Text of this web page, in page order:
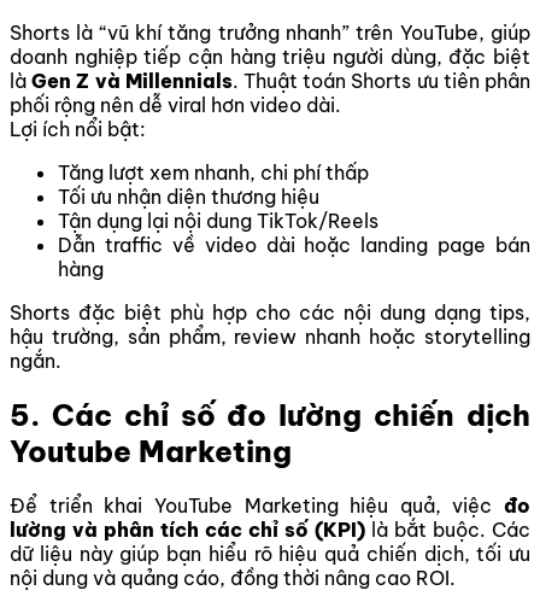
Shorts là “vũ khí tăng trưởng nhanh” trên YouTube, giúp
doanh nghiệp tiếp cận hàng triệu người dùng, đặc biệt
làGen Z và Millennials. Thuật toán Shorts ưu tiên phân
phối rộng nên dễ viral hơn video dài.
Lợi ích nổi bật:
Tăng lượt xem nhanh, chi phí thấp
Tối ưu nhận diện thương hiệu
Tận dụng lại nội dung TikTok/Reels
Dẫn traffic về video dài hoặc landing page bán
hàng
Shorts đặc biệt phù hợp cho các nội dung dạng tips,
hậu trường, sản phẩm, review nhanh hoặc storytelling
ngắn.
5. Các chỉ số đo lường chiến dịch
Youtube Marketing
Để triển khai YouTube Marketing hiệu quả, việc đo
lường và phân tích các chỉ số (KPI) là bắt buộc. Các
dữ liệu này giúp bạn hiểu rõ hiệu quả chiến dịch, tối ưu
nội dung và quảng cáo, đồng thời nâng cao ROI.